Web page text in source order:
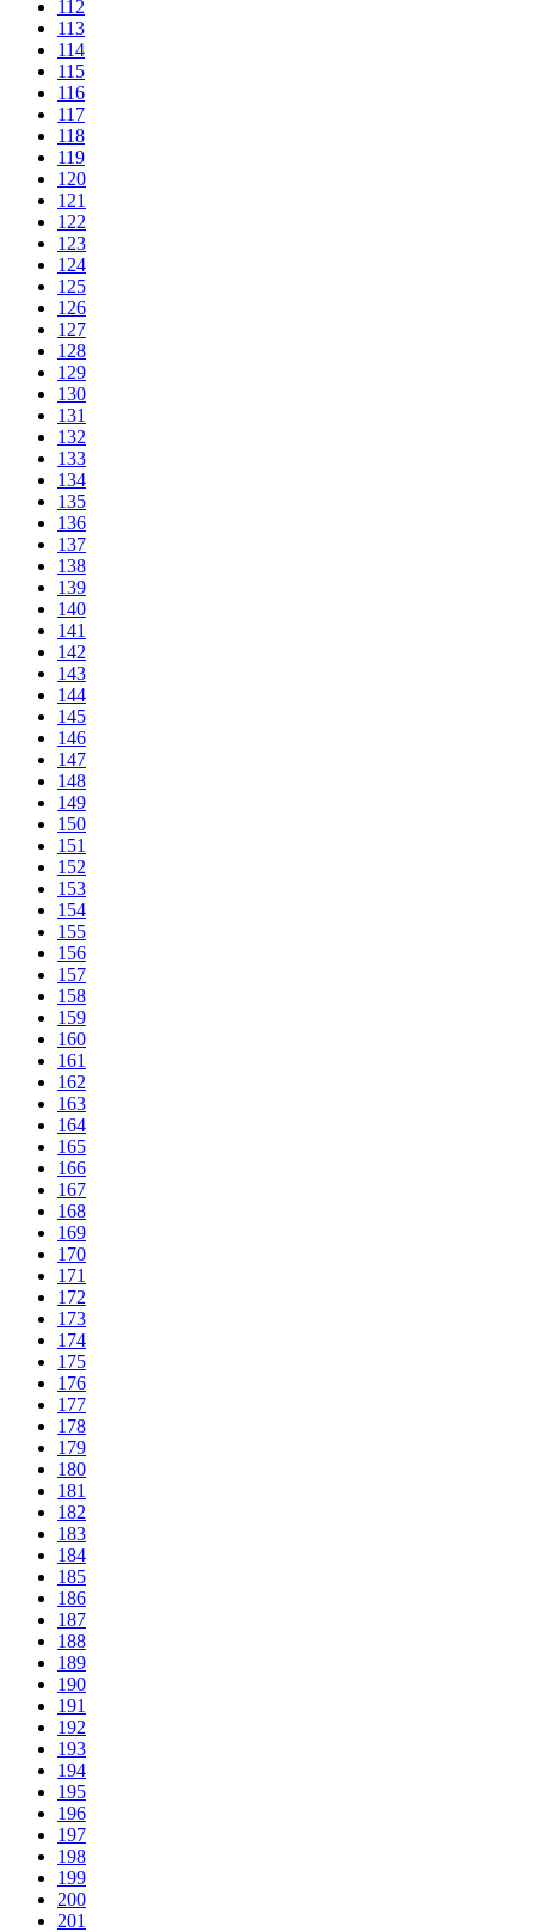
112
113
114
115
116
117
118
119
120
121
122
123
124
125
126
127
128
129
130
131
132
133
134
135
136
137
138
139
140
141
142
143
144
145
146
147
148
149
150
151
152
153
154
155
156
157
158
159
160
161
162
163
164
165
166
167
168
169
170
171
172
173
174
175
176
177
178
179
180
181
182
183
184
185
186
187
188
189
190
191
192
193
194
195
196
197
198
199
200
201